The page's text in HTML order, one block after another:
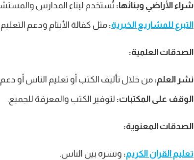
شراء الأراضي وبنائها: تُستخدم لبناء المدارس
التبرع للمشاريع الخيرية: مثل كفالة الأيتام ودعم
الصدقات العلمية:
نشر العلم: من خلال تأليف الكتب أو تعليم الناس أو
الوقف على المكتبات: لتوفير الكتب والمعرفة للجميع.
الصدقات المعنوية:
تعليم القرآن الكريم: ونشره بين الناس.